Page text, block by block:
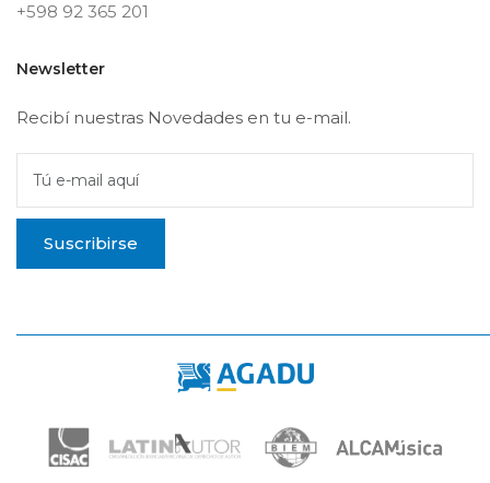
+598 92 365 201
Newsletter
Recibí nuestras Novedades en tu e-mail.
Tú e-mail aquí
Suscribirse